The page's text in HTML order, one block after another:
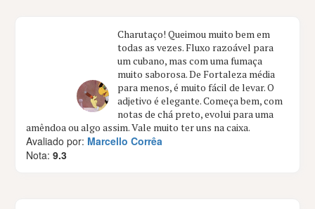
Charutaço! Queimou muito bem em
todas as vezes. Fluxo razoável para
um cubano, mas com uma fumaça
muito saborosa. De Fortaleza média
para menos, é muito fácil de levar. O
adjetivo é elegante. Começa bem, com
notas de chá preto, evolui para uma
amêndoa ou algo assim. Vale muito ter uns na caixa.
Avaliado por: Marcello Corrêa
Nota:9.3